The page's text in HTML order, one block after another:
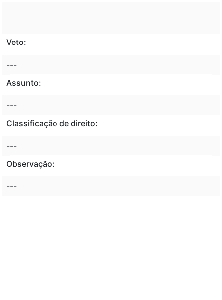
Veto:
---
Assunto:
---
Classificação de direito:
---
Observação:
---